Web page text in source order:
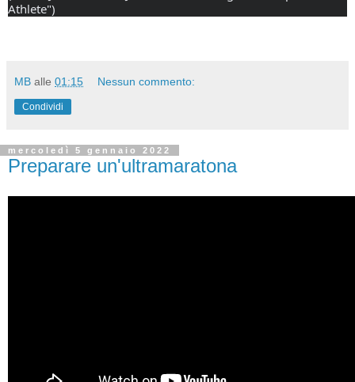
Athlete")
MB alle 01:15 Nessun commento:
Condividi
mercoledì 5 gennaio 2022
Preparare un'ultramaratona